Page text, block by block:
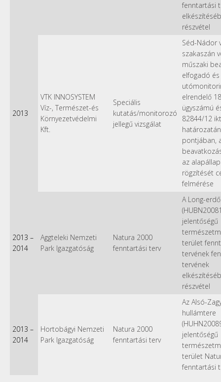
fenntartási
részvétel
2013
VTK INNOSYSTEM
Víz-, Természet-és
Környezetvédelmi
Kft.
Speciális
kutatás/monitorozó
jellegű vizsgálat
Séd-Nádor
szakaszán
műszaki
elfogadó és
elrendelő
ügyszámú
82844/12
pontjában,
az
rögzítését
felmérése
2013 –
2014
Aggteleki Nemzeti
Park Igazgatóság
Natura 2000
fenntartási terv
A Long-erdő
jelentőségű
terület
tervének
tervének
részvétel
2013 –
2014
Hortobágyi Nemzeti
Park Igazgatóság
Natura 2000
fenntartási terv
Az Alsó-
hullámtere
jelentőségű
terület
fenntartási